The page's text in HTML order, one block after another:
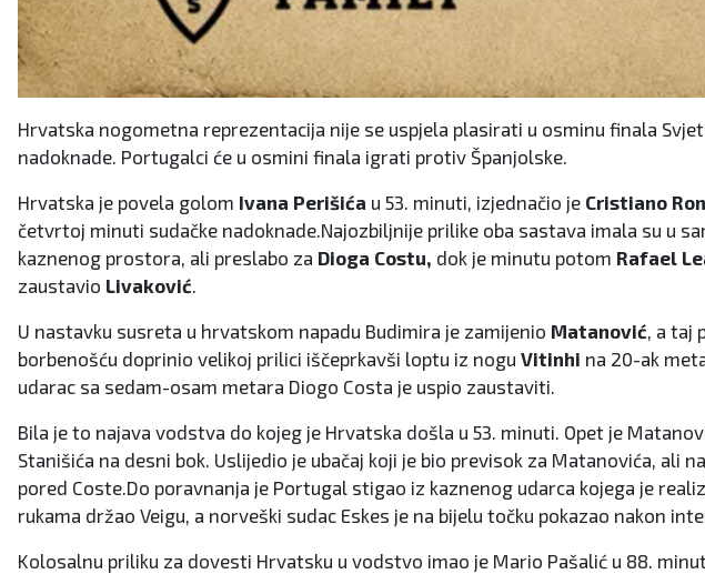
Hrvatska nogometna reprezentacija nije se uspjela plasirati u osminu finala
nadoknade. Portugalci će u osmini finala igrati protiv Španjolske.
Hrvatska je povela golom Ivana Perišića u 53. minuti, izjednačio je Cristiano
četvrtoj minuti sudačke nadoknade.Najozbiljnije prilike oba sastava imala su u
kaznenog prostora, ali preslabo za Dioga Costu, dok je minutu potom Rafael
zaustavio Livaković.
U nastavku susreta u hrvatskom napadu Budimira je zamijenio Matanović, a taj
borbenošću doprinio velikoj prilici iščeprkavši loptu iz nogu Vitinhi na 20-ak
udarac sa sedam-osam metara Diogo Costa je uspio zaustaviti.
Bila je to najava vodstva do kojeg je Hrvatska došla u 53. minuti. Opet je
Stanišića na desni bok. Uslijedio je ubačaj koji je bio previsok za Matanovića,
pored Coste.Do poravnanja je Portugal stigao iz kaznenog udarca kojega je
rukama držao Veigu, a norveški sudac Eskes je na bijelu točku pokazao nakon
Kolosalnu priliku za dovesti Hrvatsku u vodstvo imao je Mario Pašalić u 88.